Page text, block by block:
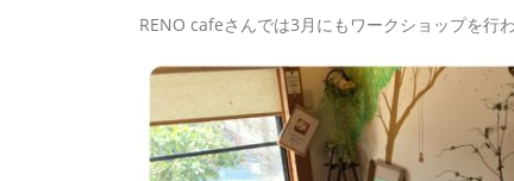
RENO cafeさんでは3月にもワークショップを行